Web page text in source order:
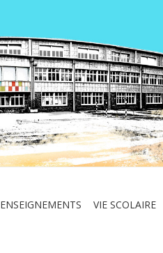
ENSEIGNEMENTS VIE SCOLAIRE